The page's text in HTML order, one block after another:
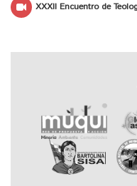
XXXII Encuentro de